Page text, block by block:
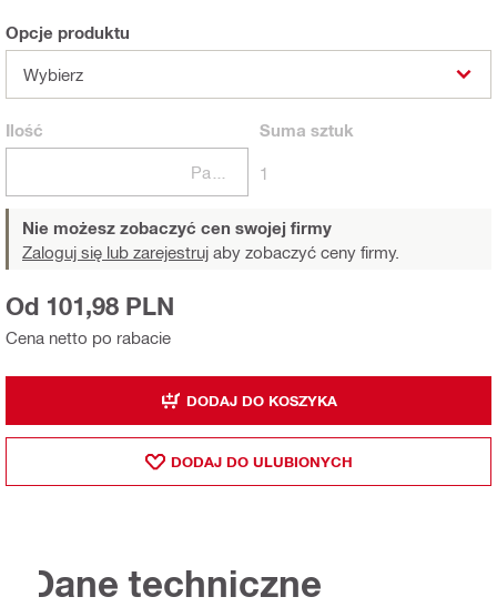
Opcje produktu
Wybierz
Ilość Suma sztuk
1
Nie możesz zobaczyć cen swojej firmy
Zaloguj się lub zarejestruj aby zobaczyć ceny firmy.
Cena netto po rabacie
Od 101,98 PLN
DODAJ DO KOSZYKA
DODAJ DO ULUBIONYCH
Dane techniczne